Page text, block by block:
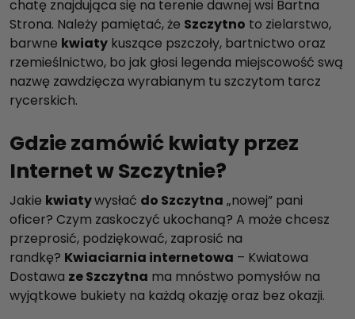
chatę znajdująca się na terenie dawnej wsi Bartna
Strona. Należy pamiętać, że Szczytno to zielarstwo,
barwne kwiaty kuszące pszczoły, bartnictwo oraz
rzemieślnictwo, bo jak głosi legenda miejscowość swą
nazwę zawdzięcza wyrabianym tu szczytom tarcz
rycerskich.
Gdzie zamówić kwiaty przez
Internet w Szczytnie?
Jakie kwiatywysłać do Szczytna „nowej” pani
oficer? Czym zaskoczyć ukochaną? A może chcesz
przeprosić, podziękować, zaprosić na
randkę? Kwiaciarnia internetowa – Kwiatowa
Dostawa ze Szczytna ma mnóstwo pomysłów na
wyjątkowe bukiety na każdą okazję oraz bez okazji.